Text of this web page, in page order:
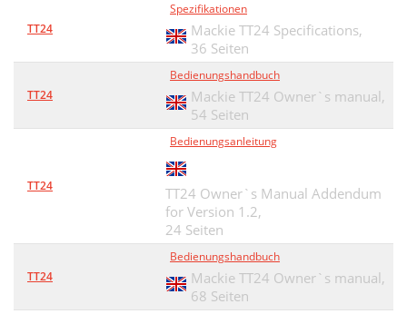
TT24
Spezifikationen
Mackie TT24 Specifications,
36 Seiten
TT24
Bedienungshandbuch
Mackie TT24 Owner`s manual,
54 Seiten
TT24
Bedienungsanleitung
TT24 Owner`s Manual Addendum
for Version 1.2,
24 Seiten
TT24
Bedienungshandbuch
Mackie TT24 Owner`s manual,
68 Seiten